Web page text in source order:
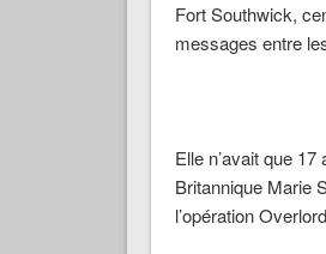
Fort Southwick,
messages entre
Elle n’avait que
Britannique Marie
l’opération